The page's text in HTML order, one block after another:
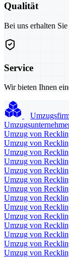
Qualität
Bei uns erhalten
Service
Wir bieten Ihnen
Umzug von
Umzug von
Umzug von
Umzug von
Umzug von
Umzug von
Umzug von
Umzug von
Umzug von
Umzug von
Umzug von
Umzug von
Umzug von
Umzug von